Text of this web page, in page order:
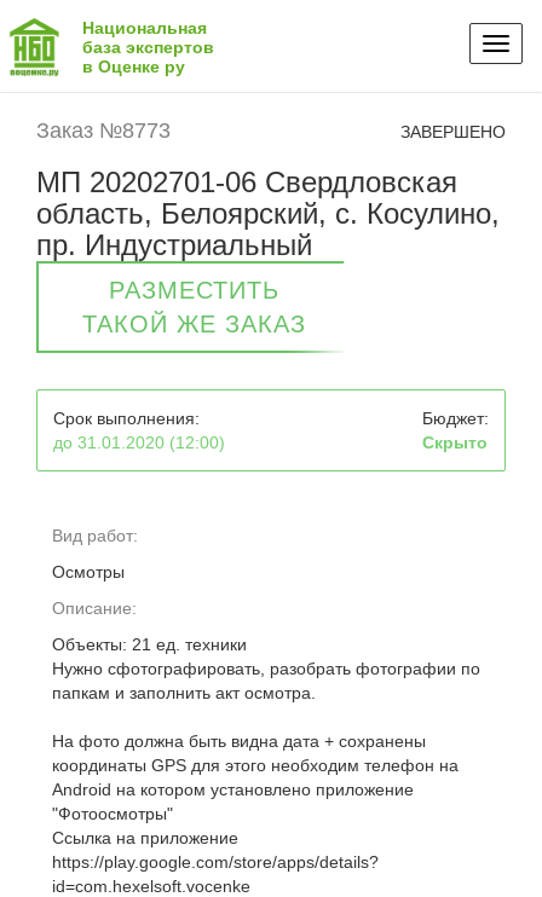
Национальная
база экспертов
в Оценке ру
Заказ №8773 ЗАВЕРШЕНО
МП 20202701-06 Свердловская
область, Белоярский, с. Косулино,
пр. Индустриальный
РАЗМЕСТИТЬ
ТАКОЙ ЖЕ ЗАКАЗ
Срок выполнения:
до 31.01.2020 (12:00)
Бюджет:
Скрыто
Вид работ:
Осмотры
Описание:
Объекты: 21 ед. техники
Нужно сфотографировать, разобрать фотографии по
папкам и заполнить акт осмотра.
На фото должна быть видна дата + сохранены
координаты GPS для этого необходим телефон на
Android на котором установлено приложение
"Фотоосмотры"
Ссылка на приложение
https://play.google.com/store/apps/details?
id=com.hexelsoft.vocenke